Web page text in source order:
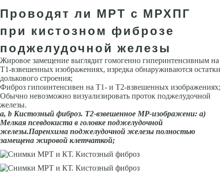
Проводят ли МРТ с МРХПГ
при кистозном фиброзе
поджелудочной железы
Жировое замещение выглядит гомогенно гиперинтенсивным на
Т1-взвешенных изображениях, изредка обнаруживаются остатки
долькового строения;
Фиброз гипоинтенсивен на Т1- и Т2-взвешенных изображениях;
Обычно невозможно визуализировать проток поджелудочной
железы.
а, b Кистозный фиброз. Т2-взвешенное МР-изображени: а)
Мелкая псевдокиста в головке поджелудочной
железы.Паренхима поджелудочной железы полностью
замещена жи­ровой клетчаткой;